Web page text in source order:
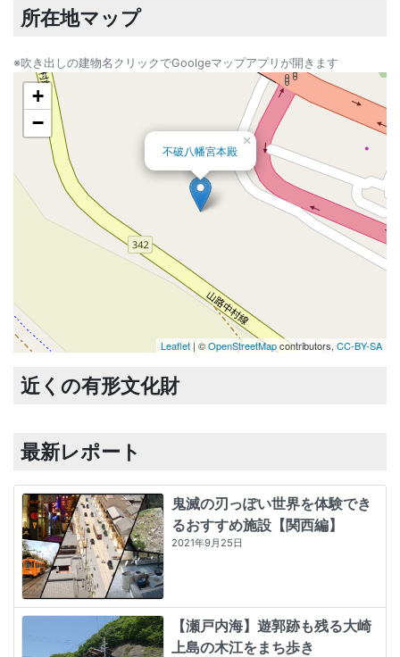
所在地マップ
※吹き出しの建物名クリックでGoolgeマップアプリが開きます
不破八幡宮本殿
×
+
−
Leaflet | ©OpenStreetMapcontributors, CC-BY-SA
近くの有形文化財
最新レポート
鬼滅の刃っぽい世界を体験でき
るおすすめ施設【関西編】
2021年9月25日
【瀬戸内海】遊郭跡も残る大崎
上島の木江をまち歩き